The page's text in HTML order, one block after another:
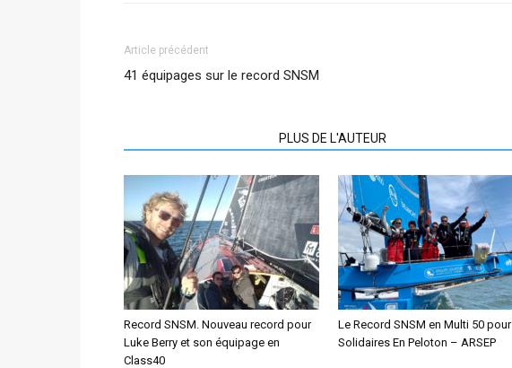
Article précédent
41 équipages sur le record SNSM
PLUS DE L'AUTEUR
Record SNSM. Nouveau record pour
Luke Berry et son équipage en
Class40
Le Record SNSM en Multi 50 pour
Solidaires En Peloton – ARSEP